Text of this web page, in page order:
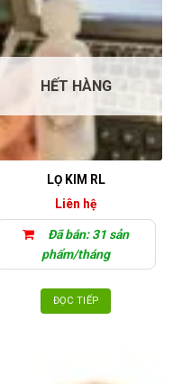
HẾT HÀNG
LỌ KIM RL
Liên hệ
Đã bán: 31 sản
phẩm/tháng
ĐỌC TIẾP